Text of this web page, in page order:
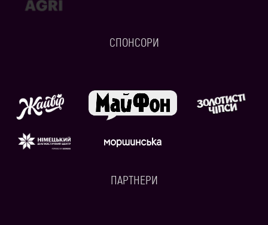
СПОНСОРИ
ПАРТНЕРИ